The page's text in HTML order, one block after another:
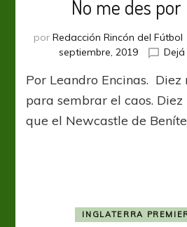
No me des
por Redacción Rincón del Fútbol
septiembre, 2019
Por Leandro Encinas.
para sembrar el caos. Diez
que el Newcastle de
INGLATERRA